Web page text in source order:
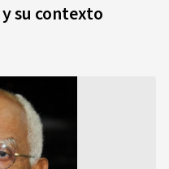
su contexto